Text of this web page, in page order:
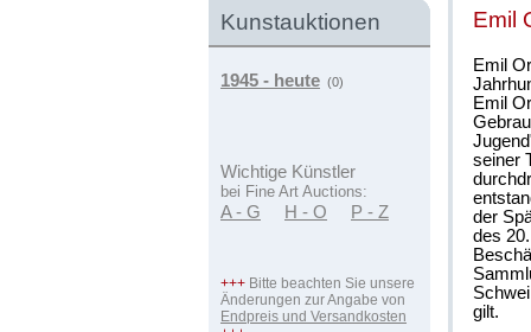
Kunstauktionen
1945 - heute (0)
Wichtige Künstler
bei Fine Art Auctions:
A - G H - O P - Z
+++ Bitte beachten Sie unsere
Änderungen zur Angabe von
Endpreis und Versandkosten
Emil
Emil
Emil
seiner
der
des
gilt.